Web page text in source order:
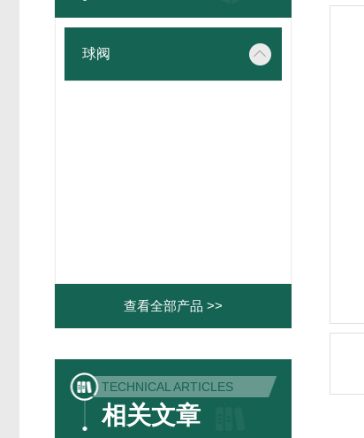
球阀
查看全部产品 >>
TECHNICAL ARTICLES
相关文章